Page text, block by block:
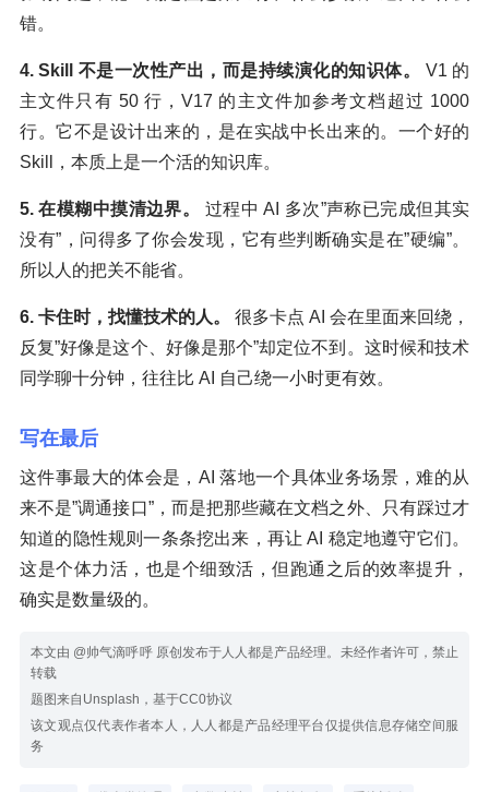
错。
4. Skill 不是一次性产出，而是持续演化的知识体。
V1 的
主文件只有 50 行，V17 的主文件加参考文档超过 1000
行。它不是设计出来的，是在实战中长出来的。一个好的
Skill，本质上是一个活的知识库。
5. 在模糊中摸清边界。
过程中 AI 多次”声称已完成但其实
没有”，问得多了你会发现，它有些判断确实是在”硬编”。
所以人的把关不能省。
6. 卡住时，找懂技术的人。
很多卡点 AI 会在里面来回绕，
反复”好像是这个、好像是那个”却定位不到。这时候和技术
同学聊十分钟，往往比 AI 自己绕一小时更有效。
写在最后
这件事最大的体会是，AI 落地一个具体业务场景，难的从
来不是”调通接口”，而是把那些藏在文档之外、只有踩过才
知道的隐性规则一条条挖出来，再让 AI 稳定地遵守它们。
这是个体力活，也是个细致活，但跑通之后的效率提升，
确实是数量级的。
本文由 @帅气滴呼呼 原创发布于人人都是产品经理。未经作者许可，禁止
转载
题图来自Unsplash，基于CC0协议
该文观点仅代表作者本人，人人都是产品经理平台仅提供信息存储空间服
务